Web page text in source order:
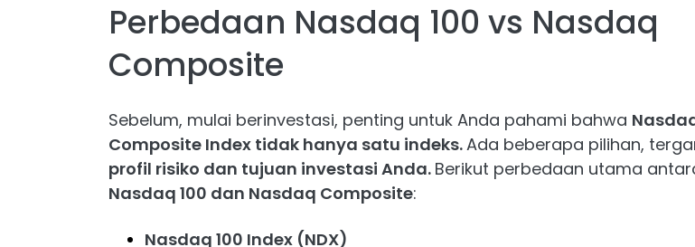
Perbedaan Nasdaq 100 vs Nasdaq
Composite
Sebelum, mulai berinvestasi, penting untuk Anda pahami bahwa
Composite Index tidak hanya satu indeks.Ada beberapa pilihan,
profil risiko dan tujuan investasi Anda. Berikut perbedaan utama
Nasdaq 100 dan Nasdaq Composite:
Nasdaq 100 Index (NDX)